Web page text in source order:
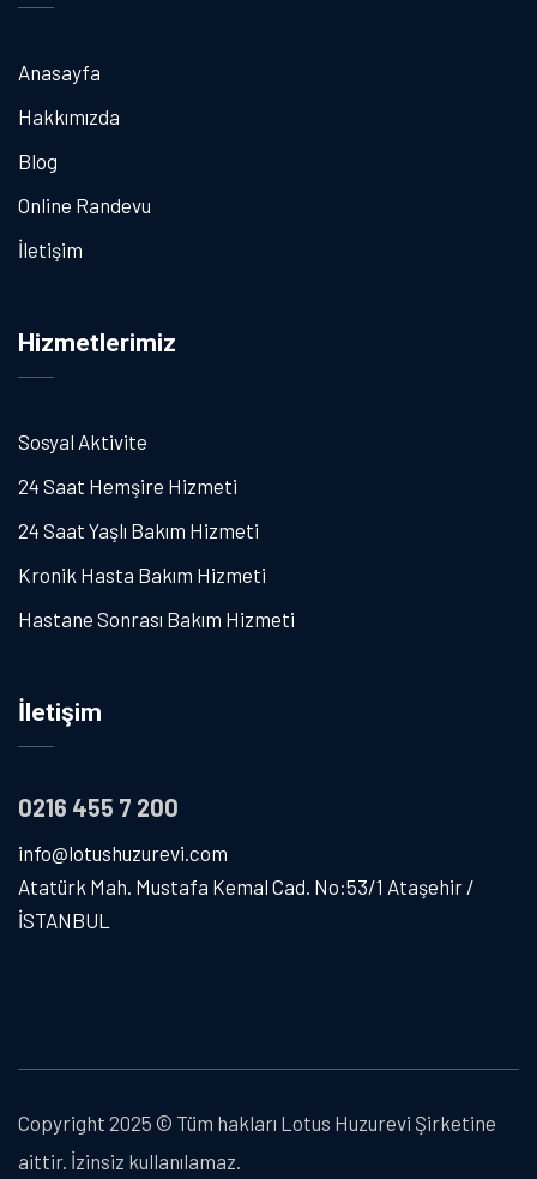
Anasayfa
Hakkımızda
Blog
Online Randevu
İletişim
Hizmetlerimiz
Sosyal Aktivite
24 Saat Hemşire Hizmeti
24 Saat Yaşlı Bakım Hizmeti
Kronik Hasta Bakım Hizmeti
Hastane Sonrası Bakım Hizmeti
İletişim
0216 455 7 200
info@lotushuzurevi.com
Atatürk Mah. Mustafa Kemal Cad. No:53/1 Ataşehir /
İSTANBUL
Copyright 2025 © Tüm hakları Lotus Huzurevi Şirketine
aittir. İzinsiz kullanılamaz.